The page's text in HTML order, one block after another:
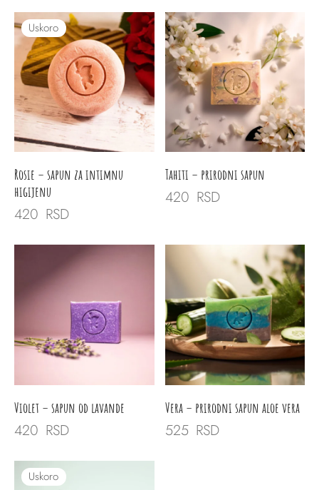
Uskoro
Rosie – sapun za intimnu
higijenu
420 RSD
Tahiti – prirodni sapun
420 RSD
Violet – sapun od lavande
420 RSD
Vera – prirodni sapun aloe vera
525 RSD
Uskoro